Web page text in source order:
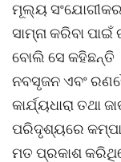
ମୂଲ୍ୟ
ସାମ୍ନା କରିବା
ବୋଲି ସେ କହିଛନ୍ତି
ନବସୃଜନ ଏବଂ
କାର୍ଯ୍ୟଧାରା
ପରିଦୃଶ୍ୟରେ
ମତ ପ୍ରକାଶ